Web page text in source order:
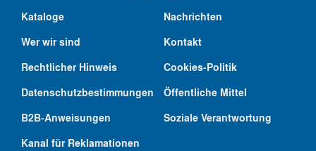
Kataloge
Nachrichten
Wer wir sind
Kontakt
Rechtlicher Hinweis
Cookies-Politik
Datenschutzbestimmungen
Öffentliche Mittel
B2B-Anweisungen
Soziale Verantwortung
Kanal für Reklamationen